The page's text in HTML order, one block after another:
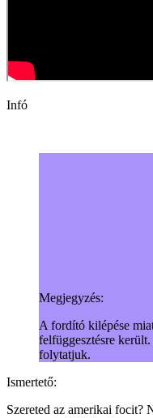
Infó
Megjegyzés:
A fordító kilépése
felfüggesztésre
folytatjuk.
Ismertető:
Szereted az amerikai focit?